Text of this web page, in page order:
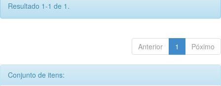
Resultado 1-1 de 1.
Anterior 1 Póximo
Conjunto de itens: